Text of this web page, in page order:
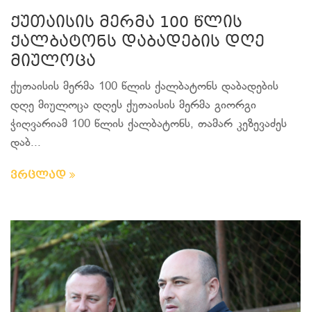
ქუთაისის მერმა 100 წლის
ქალბატონს დაბადების დღე
მიულოცა
ქუთაისის მერმა 100 წლის ქალბატონს დაბადების
დღე მიულოცა დღეს ქუთაისის მერმა გიორგი
ჭიღვარიამ 100 წლის ქალბატონს, თამარ კეზევაძეს
დაბ...
ვრცლად